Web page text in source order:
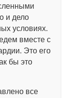
и дело
условиях.
вместе с
Это его
бы это
все